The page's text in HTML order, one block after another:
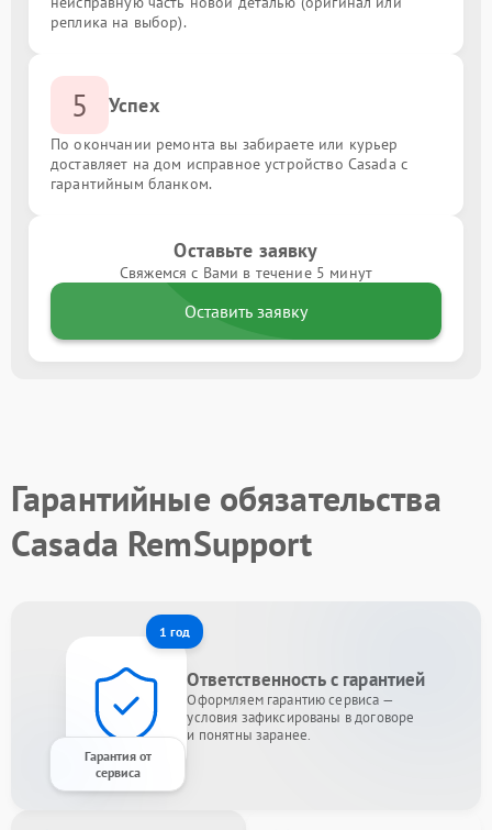
реплика на выбор).
5 Успех
По окончании ремонта вы забираете или курьер
доставляет на дом исправное устройство Casada с
гарантийным бланком.
Оставьте заявку
Свяжемся с Вами в течение 5 минут
Оставить заявку
Гарантийные обязательства
Casada RemSupport
1 год
Гарантия от
сервиса
Ответственность с гарантией
Оформляем гарантию сервиса —
условия зафиксированы в договоре
и понятны заранее.